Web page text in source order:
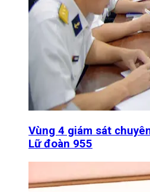
Vùng 4 giám sát
Lữ đoàn 955